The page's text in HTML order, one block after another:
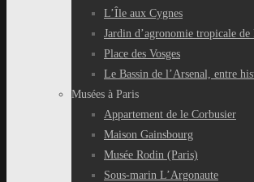
L’Île aux Cygnes
Jardin d’agronomie tropicale de
Place des Vosges
Le Bassin de l’Arsenal, entre
Musées à Paris
Appartement de le Corbusier
Maison Gainsbourg
Musée Rodin (Paris)
Sous-marin L’Argonaute